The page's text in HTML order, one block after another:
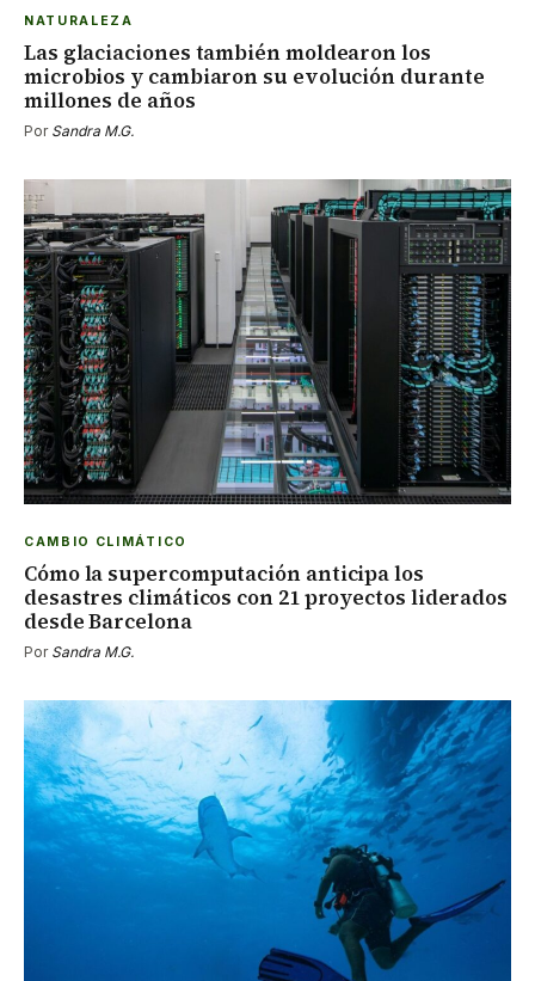
NATURALEZA
Las glaciaciones también moldearon los
microbios y cambiaron su evolución durante
millones de años
Por Sandra M.G.
CAMBIO CLIMÁTICO
Cómo la supercomputación anticipa los
desastres climáticos con 21 proyectos liderados
desde Barcelona
Por Sandra M.G.